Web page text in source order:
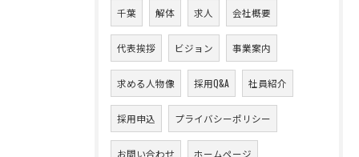
千葉 解体 求人 会社概要
代表挨拶 ビジョン 事業案内
求める人物像 採用Q&A 社員紹介
採用申込 プライバシーポリシー
お問い合わせ ホームページ